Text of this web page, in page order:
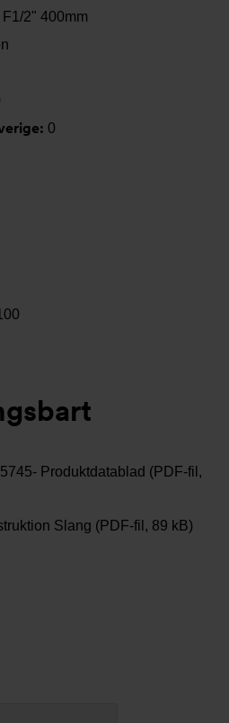
2" 400mm
0
Produktdatablad (PDF-fil,
Slang (PDF-fil, 89 kB)